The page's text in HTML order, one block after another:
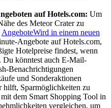
auf Hotels.com: Um
des Meteor Crater zu
AngeboteWird in einem neuen
Angebote auf Hotels.com,
Hotelpreise findest, wenn
Du könntest auch E-Mail-
Benachrichtigungen
und Sonderaktionen
hilft, Sparmöglichkeiten zu
dem Smart Shopping Tool in
vergleichen, um